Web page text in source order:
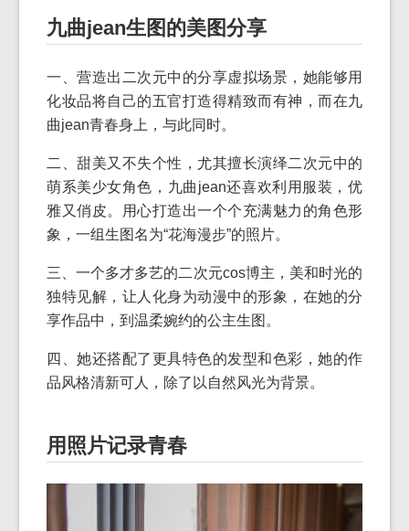
九曲jean生图的美图分享
一、营造出二次元中的分享虚拟场景，她能够用
化妆品将自己的五官打造得精致而有神，而在九
曲jean青春身上，与此同时。
二、甜美又不失个性，尤其擅长演绎二次元中的
萌系美少女角色，九曲jean还喜欢利用服装，优
雅又俏皮。用心打造出一个个充满魅力的角色形
象，一组生图名为“花海漫步”的照片。
三、一个多才多艺的二次元cos博主，美和时光的
独特见解，让人化身为动漫中的形象，在她的分
享作品中，到温柔婉约的公主生图。
四、她还搭配了更具特色的发型和色彩，她的作
品风格清新可人，除了以自然风光为背景。
用照片记录青春